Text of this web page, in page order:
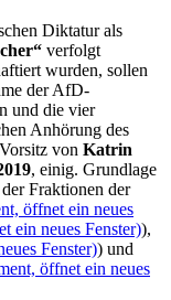
Diktatur als
verfolgt
wurden, sollen
der AfD-
und die vier
Anhörung des
von Katrin
, einig. Grundlage
Fraktionen der
öffnet ein neues
ein neues Fenster)),
Fenster)) und
öffnet ein neues